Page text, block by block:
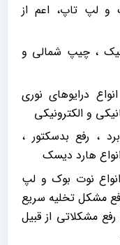
و لپ تاپ، اعم از
، چیپ شمالی و
درایوهای نوری
و الکترونیکی
، رفع بدسکتور ،
هارد دیسک
نوت بوک و لپ
مشکل تخلیه سریع
مشکلاتی از قبیل